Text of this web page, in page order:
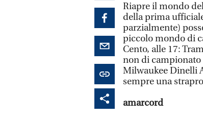
Riapre il mondo
della prima
parzialmente)
piccolo mondo di
Cento, alle 17:
non di campionato
Milwaukee Dinelli
sempre una
amarcord